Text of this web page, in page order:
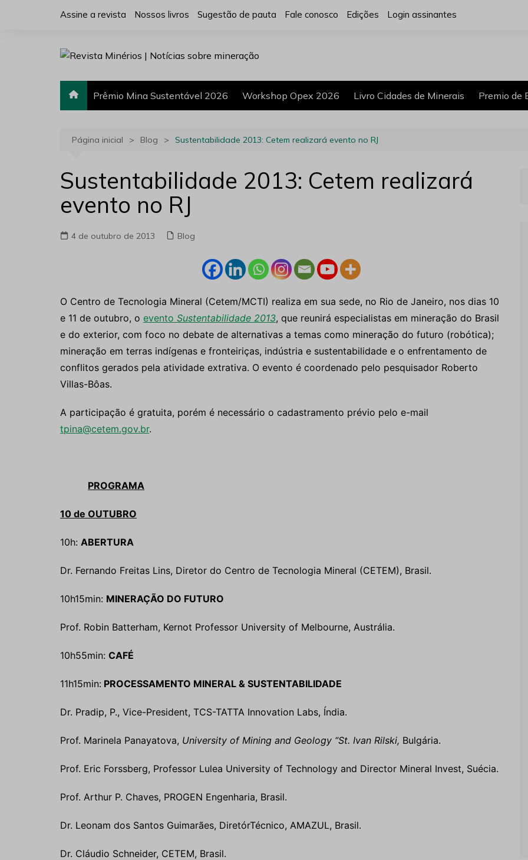
Assine a revista Nossos livros Sugestão de pauta Fale conosco Edições Login assinantes
Prêmio Mina Sustentável 2026 Workshop Opex 2026 Livro Cidades de Minerais Premio de
Página inicial Blog Sustentabilidade 2013: Cetem realizará evento no RJ
Sustentabilidade 2013: Cetem realizará
evento no RJ
4 de outubro de 2013 Blog
O Centro de Tecnologia Mineral (Cetem/MCTI) realiza em sua sede, no Rio de Janeiro, nos dias 10
e 11 de outubro, o evento Sustentabilidade 2013, que reunirá especialistas em mineração do Brasil
e do exterior, com foco no debate de alternativas a temas como mineração do futuro (robótica);
mineração em terras indígenas e fronteiriças, indústria e sustentabilidade e o enfrentamento de
conflitos gerados pela atividade extrativa. O evento é coordenado pelo pesquisador Roberto
Villas-Bôas.
A participação é gratuita, porém é necessário o cadastramento prévio pelo e-mail
tpina@cetem.gov.br.
PROGRAMA
10 de OUTUBRO
10h: ABERTURA
Dr. Fernando Freitas Lins, Diretor do Centro de Tecnologia Mineral (CETEM), Brasil.
10h15min: MINERAÇÃO DO FUTURO
Prof. Robin Batterham, Kernot Professor University of Melbourne, Austrália.
10h55min: CAFÉ
11h15min: PROCESSAMENTO MINERAL & SUSTENTABILIDADE
Dr. Pradip, P., Vice-President, TCS-TATTA Innovation Labs, Índia.
Prof. Marinela Panayatova, University of Mining and Geology “St. Ivan Rilski, Bulgária.
Prof. Eric Forssberg, Professor Lulea University of Technology and Director Mineral Invest, Suécia.
Prof. Arthur P. Chaves, PROGEN Engenharia, Brasil.
Dr. Leonam dos Santos Guimarães, DiretórTécnico, AMAZUL, Brasil.
Dr. Cláudio Schneider, CETEM, Brasil.